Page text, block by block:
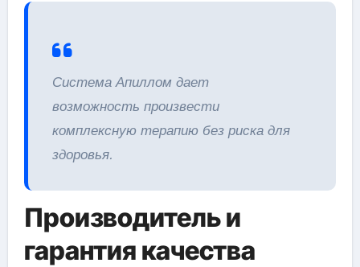
Система Апиллом дает
возможность произвести
комплексную терапию без риска для
здоровья.
Производитель и
гарантия качества